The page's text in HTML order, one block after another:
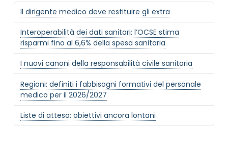
Il dirigente medico deve restituire gli extra
Interoperabilità dei dati sanitari: l’OCSE stima
risparmi fino al 6,6% della spesa sanitaria
I nuovi canoni della responsabilità civile sanitaria
Regioni: definiti i fabbisogni formativi del personale
medico per il 2026/2027
Liste di attesa: obiettivi ancora lontani